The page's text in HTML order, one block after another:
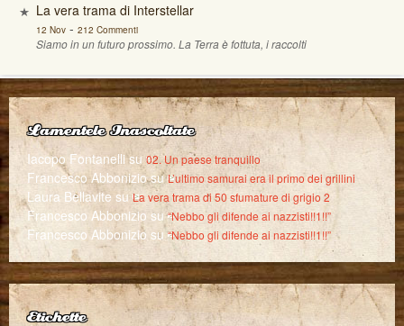
La vera trama di Interstellar
12 Nov- 212 Commenti
Siamo in un futuro prossimo. La Terra è fottuta, i raccolti
Lamentele Inascoltate
Iacopo Fontanellisu02. Un paese tranquillo
Francesco AbboniziosuL’ultimo samurai era il primo dei grillini
Laura Bellavite su La vera trama di 50 sfumature di grigio 2
Francesco Abbonizio su“Nebbo gli difende ai nazzisti!!1!!”
Francesco Abbonizio su“Nebbo gli difende ai nazzisti!!1!!”
Etichette